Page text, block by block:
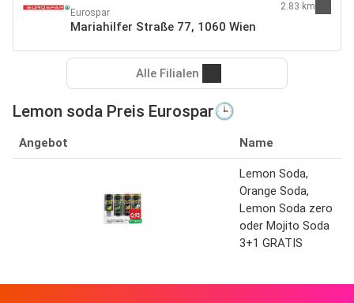
Eurospar
Mariahilfer Straße 77, 1060 Wien
2.83 km
Alle Filialen
Lemon soda Preis Eurospar🕒
Angebot Name
Lemon Soda,
Orange Soda,
Lemon Soda zero
oder Mojito Soda
3+1 GRATIS